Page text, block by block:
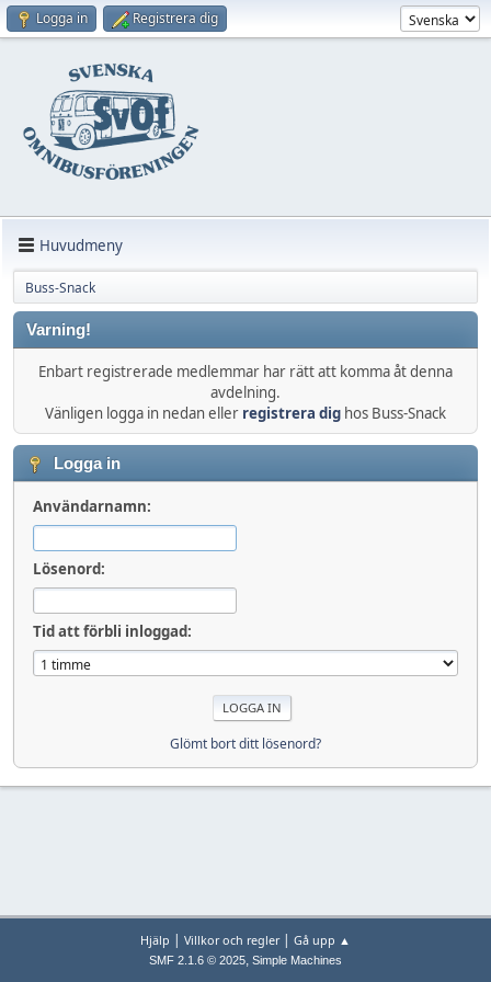
Logga in Registrera dig
Huvudmeny
Buss-Snack
Varning!
Enbart registrerade medlemmar har rätt att komma åt denna
avdelning.
Vänligen logga in nedan eller registrera dig hos Buss-Snack
Logga in
Användarnamn:
Lösenord:
Tid att förbli inloggad:
Glömt bort ditt lösenord?
Hjälp | Villkor och regler| Gå upp ▲
SMF 2.1.6 © 2025, Simple Machines